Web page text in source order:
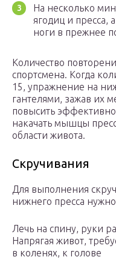
На несколько
ягодиц и пресса,
ноги в прежнее
Количество
спортсмена. Когда
15, упражнение на
гантелями, зажав их
повысить
накачать мышцы
области живота.
Скручивания
Для выполнения
нижнего пресса
Лечь на спину, руки
Напрягая живот,
в коленях, к голове